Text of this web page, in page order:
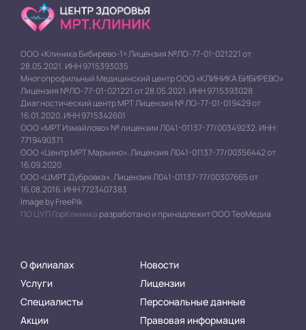
ООО «Клиника Бибирево-1» Лицензия №ЛО-77-01-021221 от
28.05.2021. ИНН 9715393035
Многопрофильный Медицинский центр ООО «КЛИНИКА БИБИРЕВО»
Лицензия №ЛО-77-01-021221 от 28.05.2021. ИНН 9715393028
Диагностический центр МРТ Лицензия № ЛО-77-01-019429 от
16.01.2020. ИНН 9715342601
ООО «МРТ Измайлово» № лицензии Л041-01137-77/00349232. ИНН:
7719490371
ООО «Центр МРТ Марьино». Лицензия Л041-01137-77/00356442 от
16.09.2020
ООО «ЦМРТ Дубровка». Лицензия Л041-01137-77/00307665 от
16.08.2016. ИНН 7723407383
Image by FreePik
ПО ЦУП ГорКлиника разработано и принадлежит ООО ТеоМедиа
О филиалах
Услуги
Специалисты
Акции
Новости
Лицензии
Персональные данные
Правовая информация